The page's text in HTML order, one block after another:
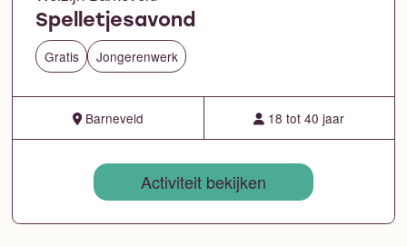
Spelletjesavond
Gratis Jongerenwerk
Barneveld 18 tot 40 jaar
Activiteit bekijken